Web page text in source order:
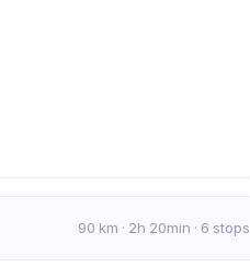
90 km · 2h 20min · 6 stops